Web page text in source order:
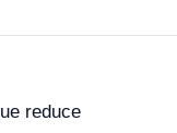
reduce